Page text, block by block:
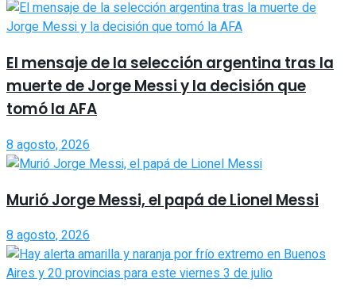
El mensaje de la selección argentina tras la
muerte de Jorge Messi y la decisión que
tomó la AFA
8 agosto, 2026
Murió Jorge Messi, el papá de Lionel Messi
8 agosto, 2026